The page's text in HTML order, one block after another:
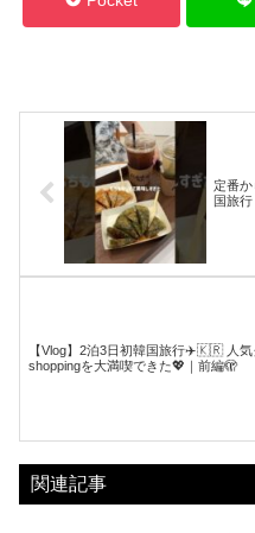
定番
国旅行
【Vlog】2泊3日初韓国旅行✈️🇰🇷 人気
shoppingを大満喫できた💖｜前編🫣
関連記事